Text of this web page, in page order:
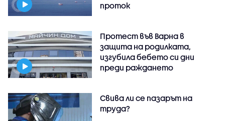
проток
Протест във Варна в
защита на родилката,
изгубила бебето си дни
преди раждането
Свива ли се пазарът на
труда?